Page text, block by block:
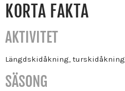
KORTA FAKTA
AKTIVITET
Längdskidåkning, turskidåkning
SÄSONG